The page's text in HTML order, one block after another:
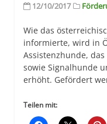
12/10/2017
Wie das
informierte, wird in
Assistenzhunde,
sowie Signalhunde
erhöht. Gefördert
Teilen mit: